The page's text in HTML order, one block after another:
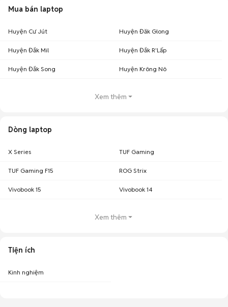
Mua bán laptop
Huyện Cư Jút Huyện Đăk Glong
Huyện Đắk Mil Huyện Đắk R'Lấp
Huyện Đắk Song Huyện Krông Nô
Xem thêm
Dòng laptop
X Series TUF Gaming
TUF Gaming F15 ROG Strix
Vivobook 15 Vivobook 14
Xem thêm
Tiện ích
Kinh nghiệm